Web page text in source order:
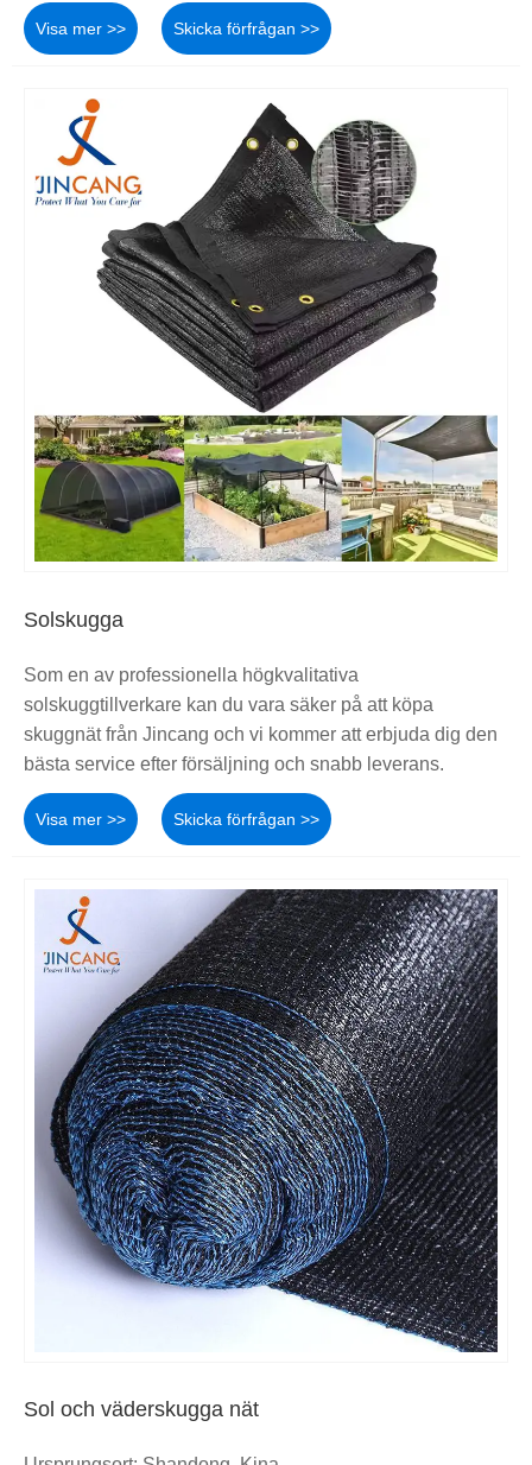
Visa mer >> Skicka förfrågan >>
Solskugga
Som en av professionella högkvalitativa
solskuggtillverkare kan du vara säker på att köpa
skuggnät från Jincang och vi kommer att erbjuda dig den
bästa service efter försäljning och snabb leverans.
Visa mer >> Skicka förfrågan >>
Sol och väderskugga nät